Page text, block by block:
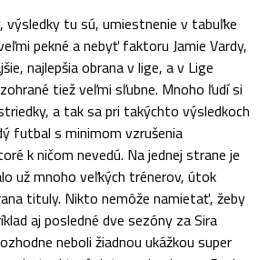
výsledky tu sú, umiestnenie v tabuľke
pekné a nebyť faktoru Jamie Vardy,
najlepšia obrana v lige, a v Lige
tiež veľmi sľubne. Mnoho ľudí si
a tak sa pri takýchto výsledkoch
futbal s minimom vzrušenia
k ničom nevedú. Na jednej strane je
už mnoho veľkých trénerov, útok
tituly. Nikto nemôže namietať, žeby
aj posledné dve sezóny za Sira
neboli žiadnou ukážkou super